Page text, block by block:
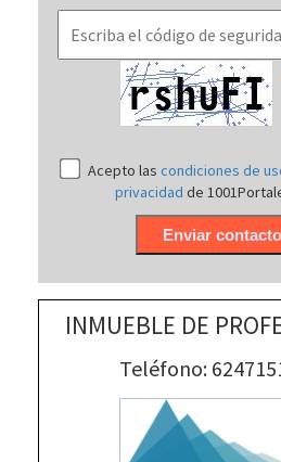
Acepto lascondiciones de
privacidadde
INMUEBLE DE
Teléfono: